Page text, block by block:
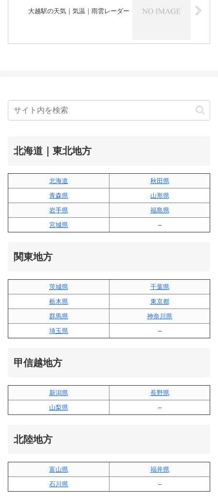
大越駅の天気｜気温｜雨雲レーダー
北海道｜東北地方
北海道
秋田県
青森県
山形県
岩手県
福島県
宮城県
–
関東地方
茨城県
千葉県
栃木県
東京都
群馬県
神奈川県
埼玉県
–
甲信越地方
新潟県
長野県
山梨県
–
北陸地方
富山県
福井県
石川県
–